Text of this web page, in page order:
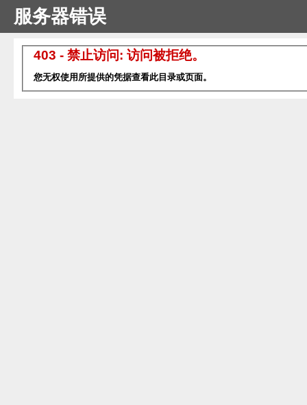
服务器错误
403 - 禁止访问: 访问被拒绝。
您无权使用所提供的凭据查看此目录或页面。